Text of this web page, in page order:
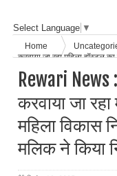
Select Language ▼
Home
करवाया जा रहा महिला हॉस्टल
Rewari
करवाया जा रहा
महिला विकास
मलिक ने किया